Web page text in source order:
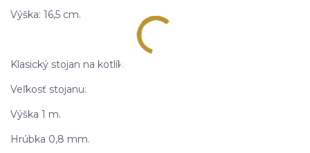
Výška: 16,5 cm.
Klasický stojan na kotlík.
Veľkosť stojanu:
Výška 1 m.
Hrúbka 0,8 mm.